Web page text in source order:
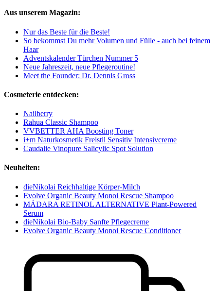
Aus unserem Magazin:
Nur das Beste für die Beste!
So bekommst Du mehr Volumen und Fülle - auch bei feinem
Haar
Adventskalender Türchen Nummer 5
Neue Jahreszeit, neue Pflegeroutine!
Meet the Founder: Dr. Dennis Gross
Cosmeterie entdecken:
Nailberry
Rahua Classic Shampoo
VVBETTER AHA Boosting Toner
i+m Naturkosmetik Freistil Sensitiv Intensivcreme
Caudalie Vinopure Salicylic Spot Solution
Neuheiten:
dieNikolai Reichhaltige Körper-Milch
Evolve Organic Beauty Monoi Rescue Shampoo
MÁDARA RETINOL ALTERNATIVE Plant-Powered
Serum
dieNikolai Bio-Baby Sanfte Pflegecreme
Evolve Organic Beauty Monoi Rescue Conditioner